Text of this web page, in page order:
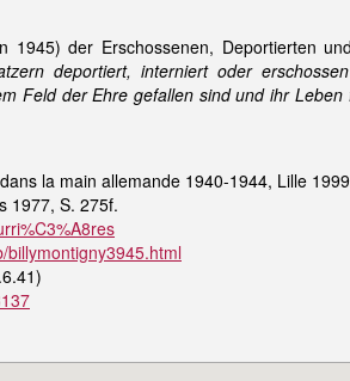
der Erschossenen, Deportierten
deportiert, interniert oder
Feld der Ehre gefallen sind und ihr Leben
la main allemande 1940-1944, Lille
1977, S. 275f.